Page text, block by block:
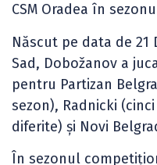
CSM Oradea în
Născut pe data de 21
Sad, Dobožanov a
pentru Partizan
sezon), Radnicki
diferite) și Novi
În sezonul